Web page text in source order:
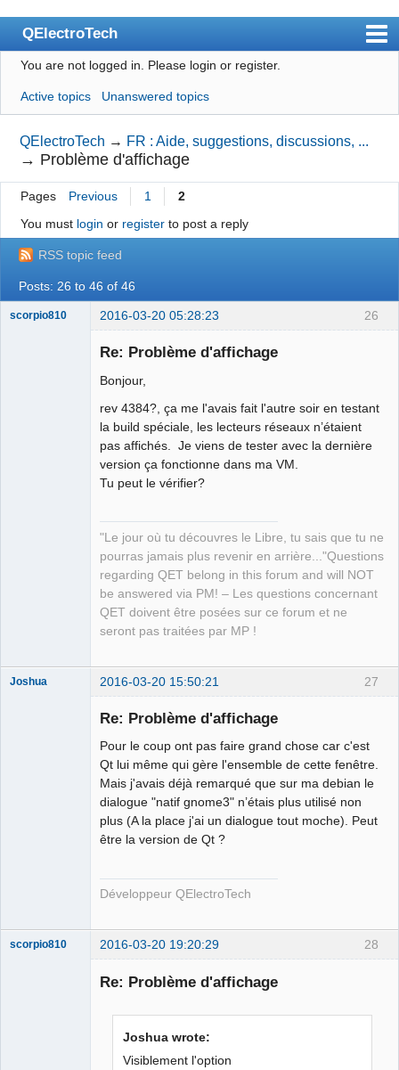
QElectroTech
Index
User list
Search
Register
Login
Site officiel
Wiki
BugTracker
Google_Search
You are not logged in. Please login or register.
Active topics Unanswered topics
QElectroTech → FR : Aide, suggestions, discussions, ...
→ Problème d'affichage
Pages Previous 1
2
You must login or registerto post a reply
RSS topic feed
Posts: 26 to 46 of 46
26
scorpio810 2016-03-20 05:28:23
Re: Problème d'affichage
Bonjour,
rev 4384?, ça me l'avais fait l'autre soir en testant
la build spéciale, les lecteurs réseaux n’étaient
pas affichés. Je viens de tester avec la dernière
version ça fonctionne dans ma VM.
Tu peut le vérifier?
"Le jour où tu découvres le Libre, tu sais que tu ne
pourras jamais plus revenir en arrière..."Questions
regarding QET belong in this forum and will NOT
be answered via PM! – Les questions concernant
QET doivent être posées sur ce forum et ne
seront pas traitées par MP !
27
Joshua 2016-03-20 15:50:21
Re: Problème d'affichage
Pour le coup ont pas faire grand chose car c'est
Qt lui même qui gère l'ensemble de cette fenêtre.
Mais j'avais déjà remarqué que sur ma debian le
dialogue "natif gnome3" n’étais plus utilisé non
plus (A la place j'ai un dialogue tout moche). Peut
être la version de Qt ?
Développeur QElectroTech
28
scorpio810 2016-03-20 19:20:29
Re: Problème d'affichage
Joshua wrote:
Visiblement l'option